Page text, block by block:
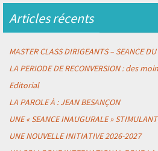
Le fait que l’expérience et sa
reviendra largement début novembre).
sorte, il reste beaucoup de paramètres à
bouger pour que cela
compétences, en Europe et surtout en
tellement attachés à un triptyque
Lire la suite >>
Articles récents
MASTER CLASS DIRIGEANTS – SEANCE
LA PERIODE DE RECONVERSION : des
Editorial
LA PAROLE À : JEAN BESANÇON
UNE « SEANCE INAUGURALE »
UNE NOUVELLE INITIATIVE 2026-2027